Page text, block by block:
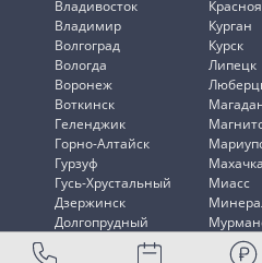
Владивосток
Владимир
Волгоград
Вологда
Воронеж
Воткинск
Геленджик
Горно-Алтайск
Гурзуф
Гусь-Хрустальный
Дзержинск
Долгопрудный
Курган
Курск
Липецк
Миасс
Мытищи